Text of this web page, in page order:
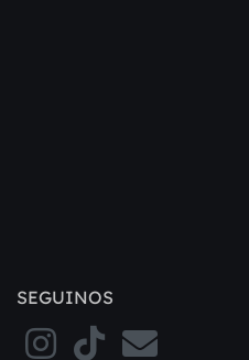
SEGUINOS